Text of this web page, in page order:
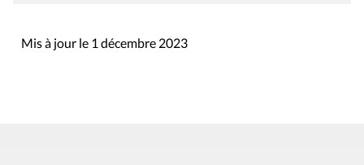
Mis à jour le 1 décembre 2023